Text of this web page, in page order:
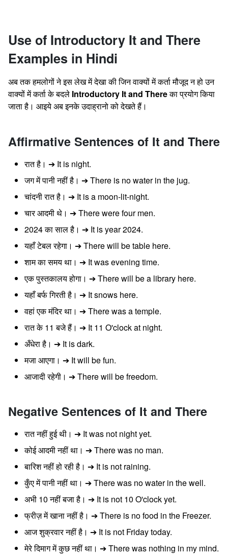
Use of Introductory It and There
Examples in Hindi
अब तक हमलोगों ने इस लेख में देखा की जिन वाक्यों में कर्ता मौजूद न हो उन
वाक्यों में कर्ता के बदले Introductory It and Thereका प्रयोग किया
जाता है। आइये अब इनके उदाह्रानो को देखते हैं।
Affirmative Sentences of It and There
रात है। ➔ It is night.
जग में पानी नहीं है। ➔ There is no water in the jug.
चांदनी रात है। ➔ It is a moon-lit-night.
चार आदमी थे। ➔ There were four men.
2024 का साल है। ➔ It is year 2024.
यहाँ टेबल रहेगा। ➔ There will be table here.
शाम का समय था। ➔ It was evening time.
एक पुस्तकालय होगा। ➔ There will be a library here.
यहाँ बर्फ गिरती है। ➔ It snows here.
वहां एक मंदिर था। ➔ There was a temple.
रात के 11 बजे हैं। ➔ It 11 O'clock at night.
अँधेरा है। ➔ It is dark.
मजा आएगा। ➔ It will be fun.
आजादी रहेगी। ➔ There will be freedom.
Negative Sentences of It and There
रात नहीं हुई थी। ➔ It was not night yet.
कोई आदमी नहीं था। ➔ There was no man.
बारिश नहीं हो रही है। ➔ It is not raining.
कुँए में पानी नहीं था। ➔ There was no water in the well.
अभी 10 नहीं बजा है। ➔ It is not 10 O'clock yet.
फ्रीज़ में खाना नहीं है। ➔ There is no food in the Freezer.
आज शुक्रवार नहीं है। ➔ It is not Friday today.
मेरे दिमाग में कुछ नहीं था। ➔ There was nothing in my mind.